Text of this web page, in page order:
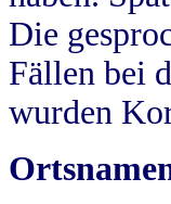
Die
Fällen bei
wurden